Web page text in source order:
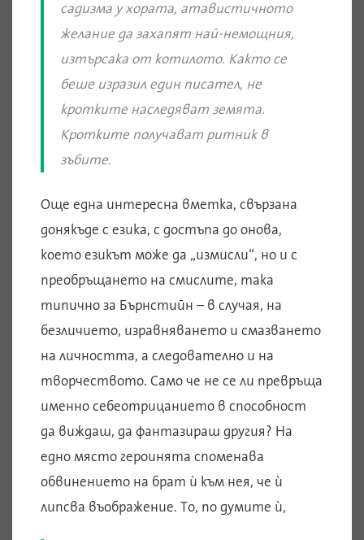
садизма у хората, атавистичното
желание да захапят най-немощния,
изтърсака от котилото. Както се
беше изразил един писател, не
кротките наследяват земята.
Кротките получават ритник в
зъбите.
Още една интересна вметка, свързана
донякъде с езика, с достъпа до онова,
което езикът може да „измисли“, но и с
преобръщането на смислите, така
типично за Бърнстийн – в случая, на
безличието, изравняването и смазването
на личността, а следователно и на
творчеството. Само че не се ли превръща
именно себеотрицанието в способност
да виждаш, да фантазираш другия? На
едно място героинята споменава
обвинението на брат ѝ към нея, че ѝ
липсва въображение. То, по думите ѝ,